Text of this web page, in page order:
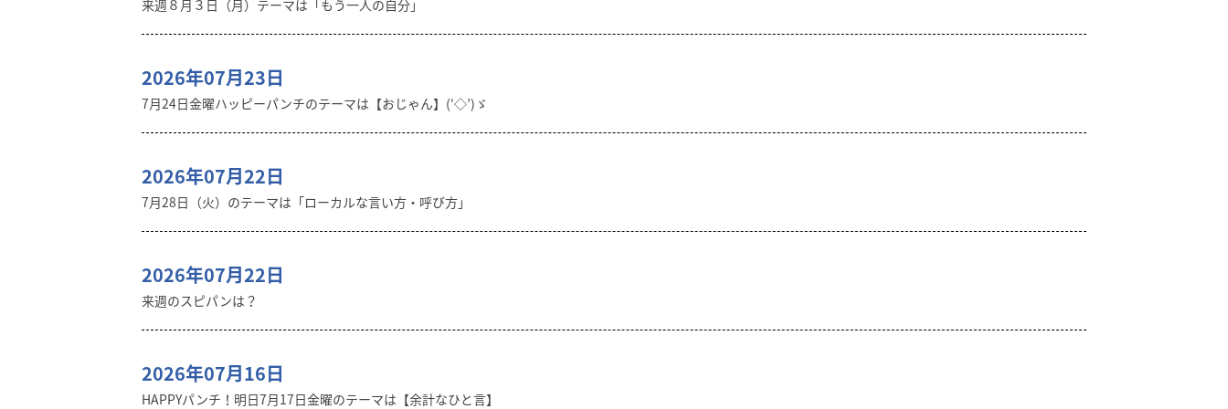
来週８月３日（月）テーマは「もう一人の自分」
2026年07月23日
7月24日金曜ハッピーパンチのテーマは【おじゃん】(‘◇’)ゞ
2026年07月22日
7月28日（火）のテーマは「ローカルな言い方・呼び方」
2026年07月22日
来週のスピパンは？
2026年07月16日
HAPPYパンチ！明日7月17日金曜のテーマは【余計なひと言】